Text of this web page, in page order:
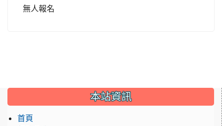
無人報名
::: 本站資訊
首頁